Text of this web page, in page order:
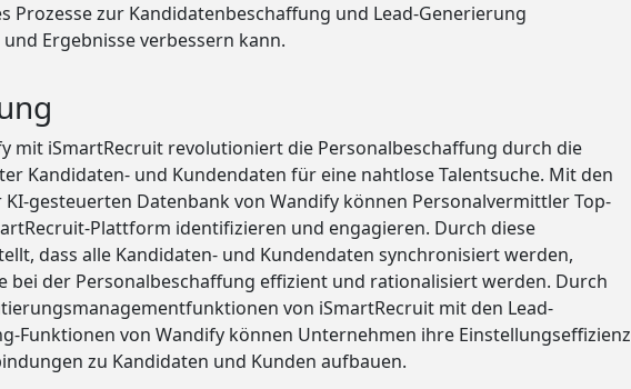
Prozesse zur Kandidatenbeschaffung und Lead-Generierung
Ergebnisse verbessern kann.
mit iSmartRecruit revolutioniert die Personalbeschaffung durch die
Kandidaten- und Kundendaten für eine nahtlose Talentsuche. Mit den
gesteuerten Datenbank von Wandify können Personalvermittler Top-
Plattform identifizieren und engagieren. Durch diese
dass alle Kandidaten- und Kundendaten synchronisiert werden,
bei der Personalbeschaffung effizient und rationalisiert werden. Durch
von iSmartRecruit mit den Lead-
Funktionen von Wandify können Unternehmen ihre Einstellungseffizienz
zu Kandidaten und Kunden aufbauen.